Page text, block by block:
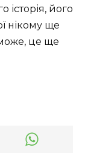
історія, його
нікому ще
це ще